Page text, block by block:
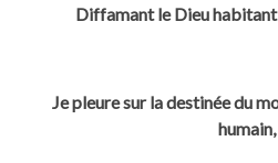
Diffamant le Dieu habitant
Je pleure sur la destinée du
humain,